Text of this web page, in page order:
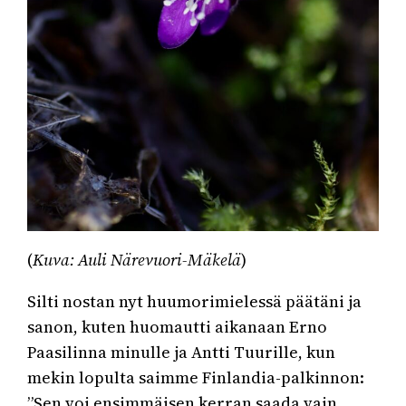
(Kuva: Auli Närevuori-Mäkelä)
Silti nostan nyt huumorimielessä päätäni ja
sanon, kuten huomautti aikanaan Erno
Paasilinna minulle ja Antti Tuurille, kun
mekin lopulta saimme Finlandia-palkinnon: